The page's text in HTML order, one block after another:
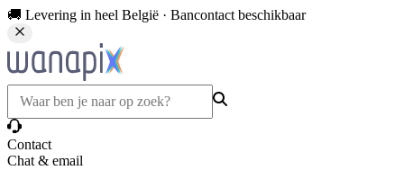
🚚 Levering in heel België · Bancontact beschikbaar
Contact
Chat & email